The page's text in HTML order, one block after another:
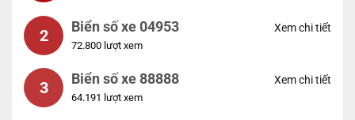
2 Biển số xe 04953
72.800 lượt xem
Xem chi tiết
3 Biển số xe 88888
64.191 lượt xem
Xem chi tiết